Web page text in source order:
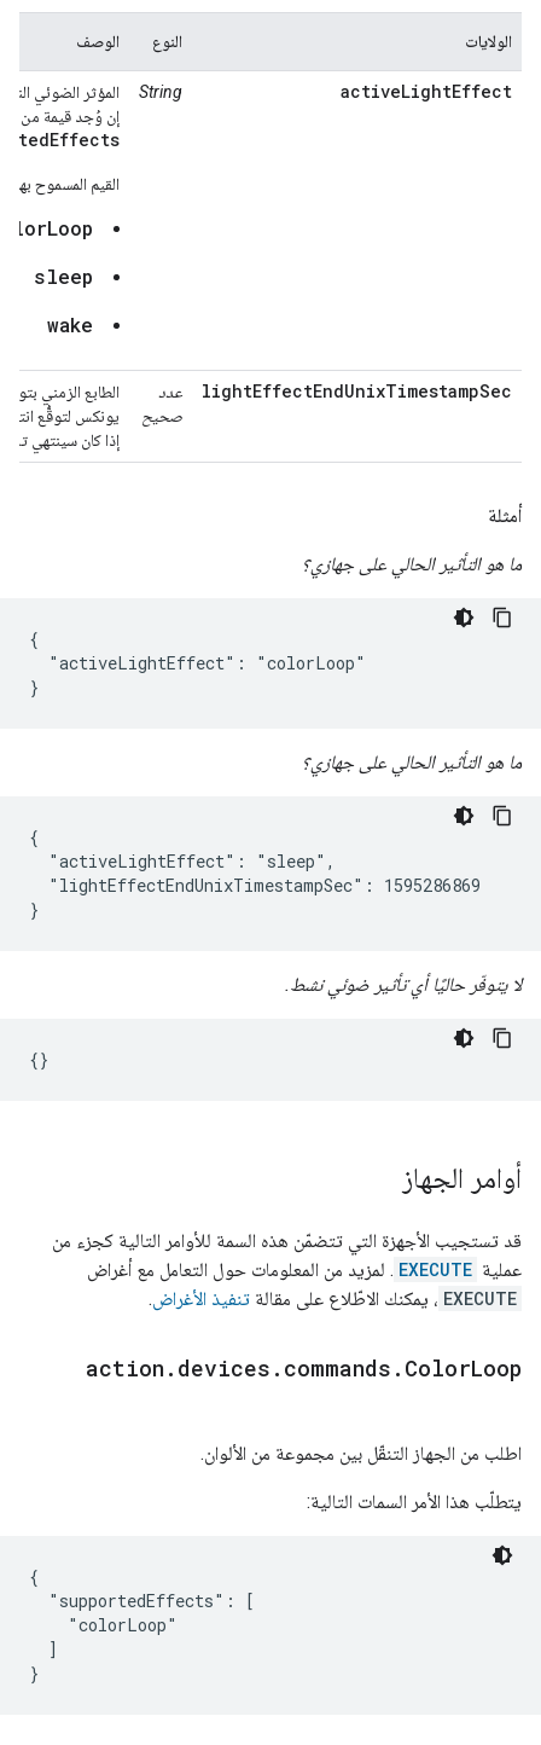
الولايات النوع الوصف
activeLightEffect
String
المؤثر الضوئي
إن وُجد قيمة من
القيم المسموح بها:
sleep
wake
lightEffectEndUnixTimestampSec
عدد
صحيح
الطابع الزمني
يونكس لتوقُّع انتهاء
إذا كان سينتهي
أمثلة
ما هو التأثير الحالي على جهازي؟
{
  "activeLightEffect": "colorLoop"
}
ما هو التأثير الحالي على جهازي؟
{
  "activeLightEffect": "sleep",
  "lightEffectEndUnixTimestampSec": 1595286869
}
لا يتوفّر حاليًا أي تأثير ضوئي نشط.
{}
أوامر الجهاز
قد تستجيب الأجهزة التي تتضمّن هذه السمة للأوامر التالية كجزء من
عملية EXECUTE . لمزيد من المعلومات حول التعامل مع أغراض
EXECUTE ، يمكنك الاطّلاع على مقالة تنفيذ الأغراض.
action . devices . commands . ColorLoop
اطلب من الجهاز التنقّل بين مجموعة من الألوان.
يتطلّب هذا الأمر السمات التالية:
{
  "supportedEffects": [
    "colorLoop"
  ]